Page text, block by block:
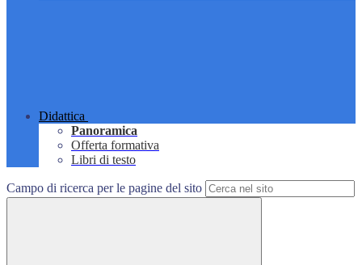
Didattica
Panoramica
Offerta formativa
Libri di testo
Campo di ricerca per le pagine del sito